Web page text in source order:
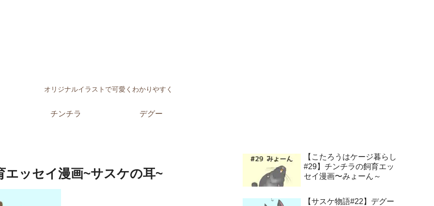
オリジナルイラストで可愛くわかりやすく
チンチラ デグー
エッセイ漫画~サスケの耳~
【こたろうはケージ暮らし
#29】チンチラの飼育エッ
セイ漫画〜みょーん～
【サスケ物語#22】デグー